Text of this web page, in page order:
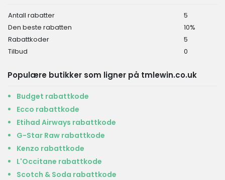
Antall rabatter
5
Den beste rabatten
10%
Rabattkoder
5
Tilbud
0
Populære butikker som ligner på tmlewin.co.uk
Budget rabattkode
Ecco rabattkode
Etihad Airways rabattkode
G-Star Raw rabattkode
Kenzo rabattkode
L'Occitane rabattkode
Scotch & Soda rabattkode